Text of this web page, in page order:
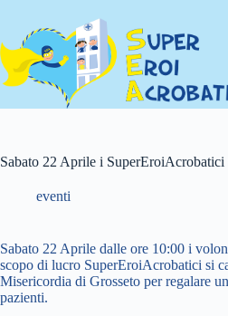
contenuto
Sabato 22 Aprile i SuperEroiAcrobatici
eventi
Sabato 22 Aprile dalle ore 10:00 i
scopo di lucro SuperEroiAcrobatici si
Misericordia di Grosseto per regalare
pazienti.